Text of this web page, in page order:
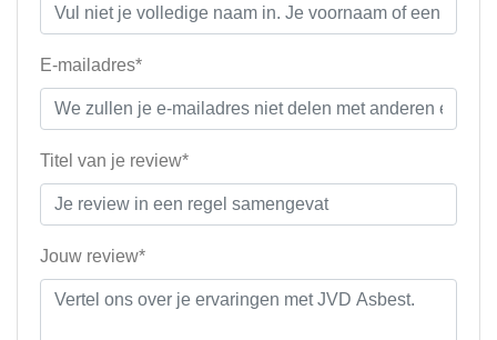
E-mailadres*
Titel van je review*
Jouw review*